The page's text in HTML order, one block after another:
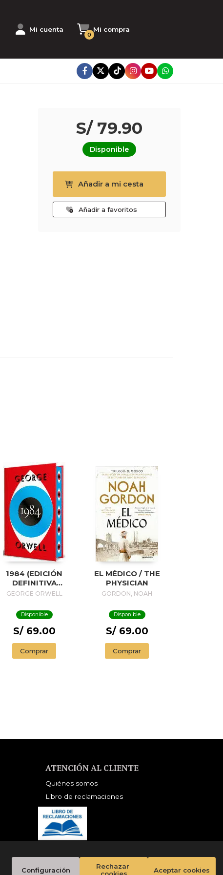
Mi cuenta Mi compra
0
S/ 79.90
Disponible
Añadir a mi cesta
Añadir a favoritos
1984 (EDICIÓN
DEFINITIVA
AVALADA POR THE
(EDICIÓN
ESPECIAL
LIMITADA CON
PINTADOS) / 1984
(EDITION
GEORGE ORWELL
Disponible
S/ 69.00
Comprar
EL MÉDICO / THE
PHYSICIAN
GORDON, NOAH
Disponible
S/ 69.00
Comprar
ATENCIÓN AL CLIENTE
Quiénes somos
Libro de reclamaciones
Configuración
Rechazar
Aceptar cookies